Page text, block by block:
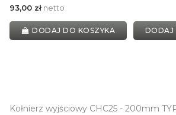
93,00 złnetto
DODAJ DO KOSZYKA DODAJ
Kołnierz wyjściowy CHC25 - 200mm